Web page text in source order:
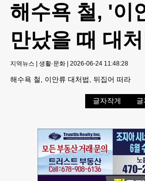
해수욕 철, '이
만났을 때 대
지역뉴스 | 생활·문화 | 2026-06-24 11:48:28
해수욕 철, 이안류 대처법, 뒤집어 떠라
글자작게 글